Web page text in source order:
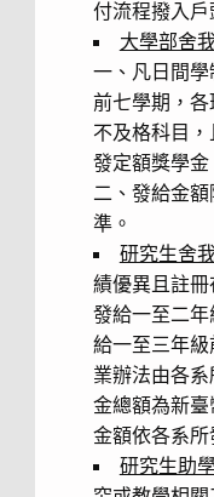
付流程撥入戶
大學部舍
一、凡日間
前七學期，
不及格科目
發定額獎學金
二、發給金
準。
研究生舍
績優異且註
發給一至二
給一至三年
業辦法由各
金總額為新
金額依各系所
研究生助